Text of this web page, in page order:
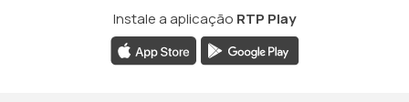
Instale a aplicação RTP Play